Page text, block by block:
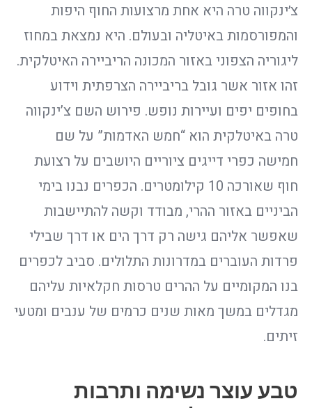
צ׳ינקווה טרה היא אחת מרצועות החוף היפות
והמפורסמות באיטליה ובעולם. היא נמצאת במחוז
ליגוריה הצפוני באזור המכונה הריביירה האיטלקית.
זהו אזור אשר גובל בריביירה הצרפתית וידוע
בחופים יפים ועיירות נופש. פירוש השם צ’ינקווה
טרה באיטלקית הוא “חמש האדמות” על שם
חמישה כפרי דייגים ציוריים היושבים על רצועת
חוף שאורכה 10 קילומטרים. הכפרים נבנו בימי
הביניים באזור ההרי, מבודד וקשה להתיישבות
שאפשר אליהם גישה רק דרך הים או דרך שבילי
פרדות העוברים במדרונות התלולים. סביב לכפרים
בנו המקומיים על ההרים טרסות חקלאיות עליהם
מגדלים במשך מאות שנים כרמים של ענבים ומטעי
זיתים.
טבע עוצר נשימה ותרבות